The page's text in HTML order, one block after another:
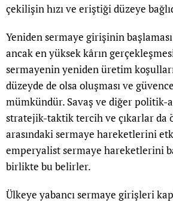
çekilişin hızı ve eriştiği düzeye
Yeniden sermaye girişinin
ancak en yüksek kârın
sermayenin yeniden üretim
düzeyde de olsa oluşması ve
mümkündür. Savaş ve diğer politik-
stratejik-taktik tercih ve çıkarlar da
arasındaki sermaye hareketlerini
emperyalist sermaye hareketlerini
birlikte bu belirler.
Ülkeye yabancı sermaye girişleri